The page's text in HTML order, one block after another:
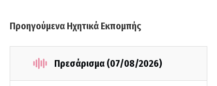
Προηγούμενα Ηχητικά Εκπομπής
Πρεσάρισμα (07/08/2026)